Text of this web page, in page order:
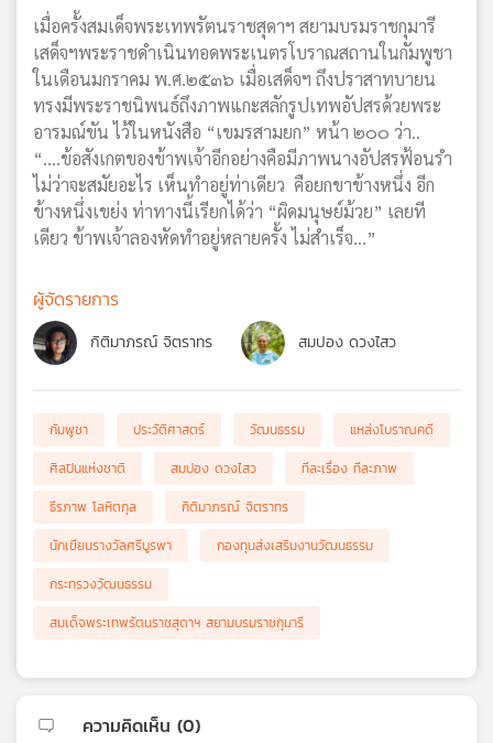
เมื่อครั้งสมเด็จพระเทพรัตนราชสุดาฯ สยามบรมราชกุมารี
เสด็จฯพระราชดำเนินทอดพระเนตรโบราณสถานในกัมพูชา
ในเดือนมกราคม พ.ศ.๒๕๓๖ เมื่อเสด็จฯ ถึงปราสาทบายน
ทรงมีพระราชนิพนธ์ถึงภาพแกะสลักรูปเทพอัปสรด้วยพระ
อารมณ์ขัน ไว้ในหนังสือ “เขมรสามยก” หน้า ๒๐๐ ว่า..
“….ข้อสังเกตของข้าพเจ้าอีกอย่างคือมีภาพนางอัปสรฟ้อนรำ
ไม่ว่าจะสมัยอะไร เห็นทำอยู่ท่าเดียว คือยกขาข้างหนึ่ง อีก
ข้างหนึ่งเขย่ง ท่าทางนี้เรียกได้ว่า “ผิดมนุษย์ม้วย” เลยที
เดียว ข้าพเจ้าลองหัดทำอยู่หลายครั้ง ไม่สำเร็จ…”
ผู้จัดรายการ
กิติมาภรณ์ จิตราทร สมปอง ดวงไสว
กัมพูชา ประวัติศาสตร์ วัฒนธรรม
แหล่งโบราณคดี
ศิลปินแห่งชาติ
สมปอง ดวงไสว
ทีละเรื่อง ทีละภาพ
ธีรภาพ โลหิตกุล
กิติมาภรณ์ จิตราทร
นักเขียนรางวัลศรีบูรพา
กองทุนส่งเสริมงานวัฒนธรรม
กระทรวงวัฒนธรรม
สมเด็จพระเทพรัตนราชสุดาฯ สยามบรมราชกุมารี
ความคิดเห็น (0)